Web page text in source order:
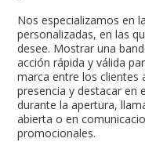
Nos especializamos en
personalizadas, en las
desee. Mostrar una
acción rápida y válida
marca entre los clientes
presencia y destacar en
durante la apertura,
abierta o en
promocionales.